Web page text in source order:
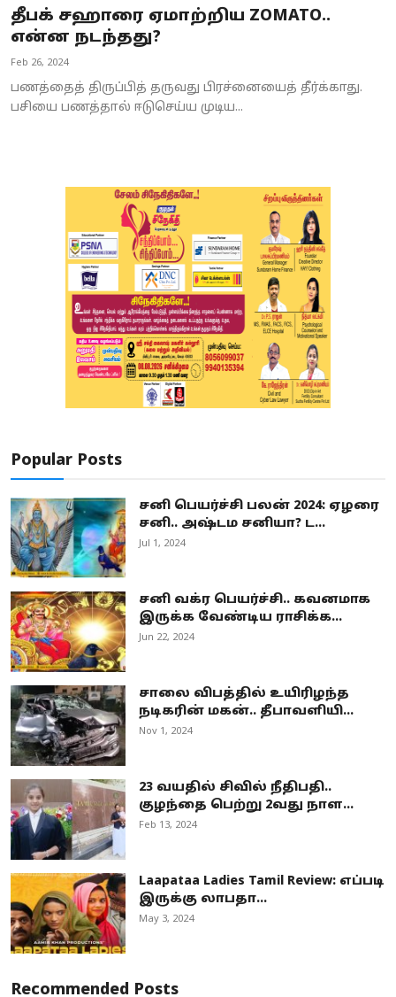
Astrology
Spirituality
Weather
தீபக் சஹாரை ஏமாற்றிய ZOMATO..
என்ன நடந்தது?
Feb 26, 2024
பணத்தைத் திருப்பித் தருவது பிரச்னையைத் தீர்க்காது.
பசியை பணத்தால் ஈடுசெய்ய முடிய...
Popular Posts
சனி பெயர்ச்சி பலன் 2024: ஏழரை
சனி.. அஷ்டம சனியா? ட...
Jul 1, 2024
சனி வக்ர பெயர்ச்சி.. கவனமாக
இருக்க வேண்டிய ராசிக்க...
Jun 22, 2024
சாலை விபத்தில் உயிரிழந்த
நடிகரின் மகன்.. தீபாவளியி...
Nov 1, 2024
23 வயதில் சிவில் நீதிபதி..
குழந்தை பெற்று 2வது நாள...
Feb 13, 2024
Laapataa Ladies Tamil Review: எப்படி
இருக்கு லாபதா...
May 3, 2024
Recommended Posts